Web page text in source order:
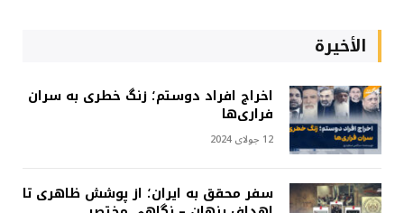
الأخيرة
اخراج افراد دوستم؛ زنگ خطری به سران
فراری‌ها
12 جولای 2024
سفر محقق به ایران؛ از پوشش ظاهری تا